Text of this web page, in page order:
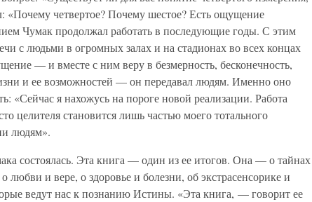
«Почему четвертое? Почему шестое? Есть ощущение
Чумак продолжал работать в последующие годы. С этим
с людьми в огромных залах и на стадионах во всех концах
— и вместе с ним веру в безмерность, бесконечность,
и ее возможностей — он передавал людям. Именно оно
«Сейчас я нахожусь на пороге новой реализации. Работа
целителя становится лишь частью моего тотального
людям».
состоялась. Эта книга — один из ее итогов. Она — о тайнах
любви и вере, о здоровье и болезни, об экстрасенсорике и
ведут нас к познанию Истины. «Эта книга, — говорит ее